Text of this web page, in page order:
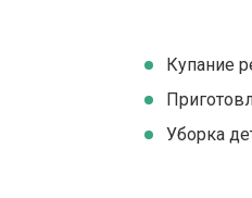
Купание
Уборка